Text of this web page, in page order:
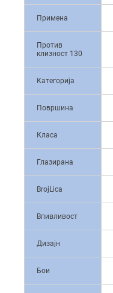
Примена
Против
клизност 130
Категорија
Површина
Класа
Глазирана
BrojLica
Впивливост
Дизајн
Бои